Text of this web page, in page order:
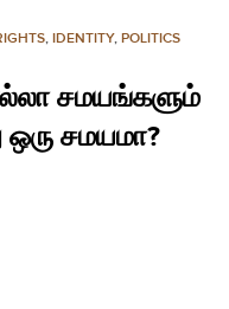
, IDENTITY, POLITICS
சமயங்களும்
சமயமா?